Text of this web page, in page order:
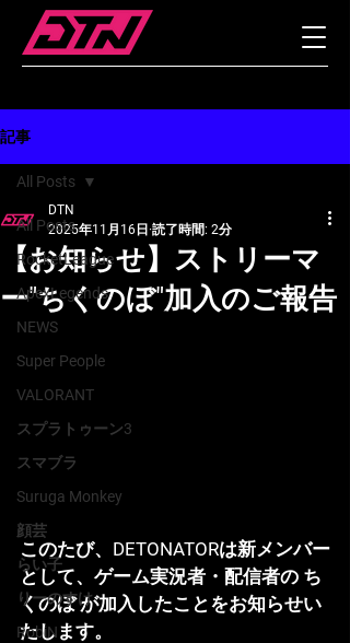
記事
All Posts
RocketLeague
ApexLegends
NEWS
Super People
VALORANT
スプラトゥーン3
スマブラ
Suruga Monkey
顔芸
らい子
りーのすけ
RobiN
All Posts
【お知らせ】ストリーマ
ー"ちくのぼ"加入のご報告
DTN
2025年11月16日 読了時間: 2分
このたび、DETONATORは新メンバー
として、ゲーム実況者・配信者の ち
くのぼ が加入したことをお知らせい
たします。